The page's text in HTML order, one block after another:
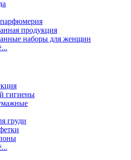
продукция
наборы для женщин
гигиены
груди